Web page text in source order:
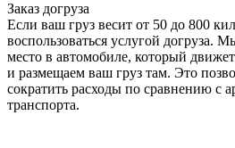
Заказ догруза
Если ваш груз весит от 50 до 800
воспользоваться услугой догруза.
место в автомобиле, который
и размещаем ваш груз там. Это
сократить расходы по сравнению с
транспорта.